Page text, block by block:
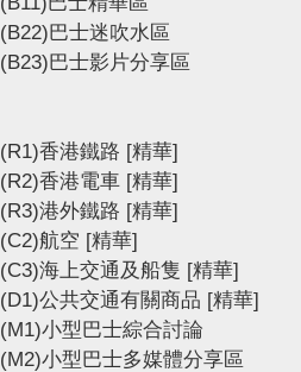
(B22)巴士迷吹水區
(B23)巴士影片分享區
(R1)香港鐵路 [精華]
(R2)香港電車 [精華]
(R3)港外鐵路 [精華]
(C2)航空 [精華]
(C3)海上交通及船隻 [精華]
(D1)公共交通有關商品 [精華]
(M1)小型巴士綜合討論
(M2)小型巴士多媒體分享區